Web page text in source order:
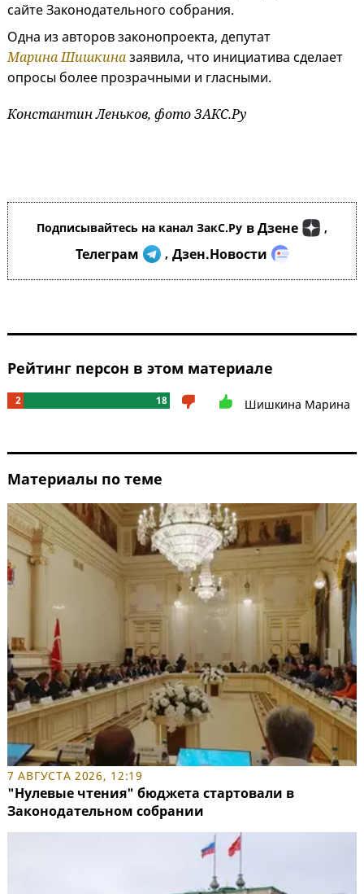
сайте Законодательного собрания.
Одна из авторов законопроекта, депутат
Марина Шишкиназаявила, что инициатива сделает
опросы более прозрачными и гласными.
Константин Леньков, фото ЗАКС.Ру
Подписывайтесь на канал ЗакС.Ру в Дзене ,
Телеграм , Дзен.Новости
Рейтинг персон в этом материале
2 18 Шишкина Марина
Материалы по теме
7 АВГУСТА 2026, 12:19
"Нулевые чтения" бюджета стартовали в
Законодательном собрании